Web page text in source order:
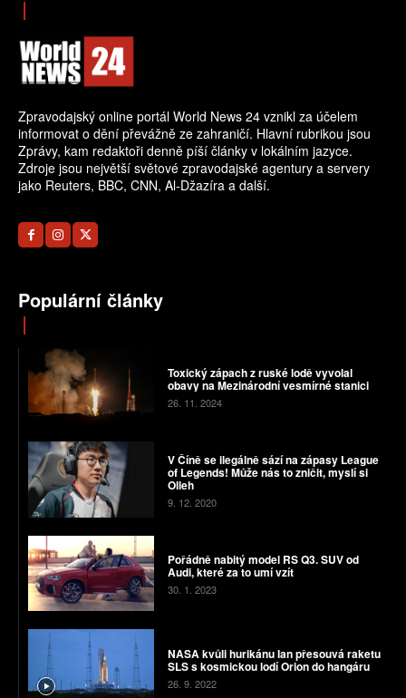
Zpravodajský online portál World News 24 vznikl za účelem
informovat o dění převážně ze zahraničí. Hlavní rubrikou jsou
Zprávy, kam redaktoři denně píší články v lokálním jazyce.
Zdroje jsou největší světové zpravodajské agentury a servery
jako Reuters, BBC, CNN, Al-Džazíra a další.
Populární články
Toxický zápach z ruské lodě vyvolal
obavy na Mezinárodní vesmírné stanici
26. 11. 2024
V Číně se ilegálně sází na zápasy League
of Legends! Může nás to zničit, myslí si
Olleh
9. 12. 2020
Pořádně nabitý model RS Q3. SUV od
Audi, které za to umí vzít
30. 1. 2023
NASA kvůli hurikánu Ian přesouvá raketu
SLS s kosmickou lodí Orion do hangáru
26. 9. 2022